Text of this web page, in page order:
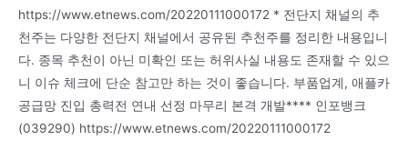
https://www.etnews.com/20220111000172 * 전단지 채널의 추
천주는 다양한 전단지 채널에서 공유된 추천주를 정리한 내용입니
다. 종목 추천이 아닌 미확인 또는 허위사실 내용도 존재할 수 있으
니 이슈 체크에 단순 참고만 하는 것이 좋습니다. 부품업계, 애플카
공급망 진입 총력전 연내 선정 마무리 본격 개발**** 인포뱅크
(039290) https://www.etnews.com/20220111000172